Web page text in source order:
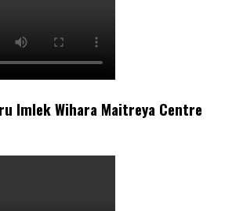
Imlek Wihara Maitreya Centre